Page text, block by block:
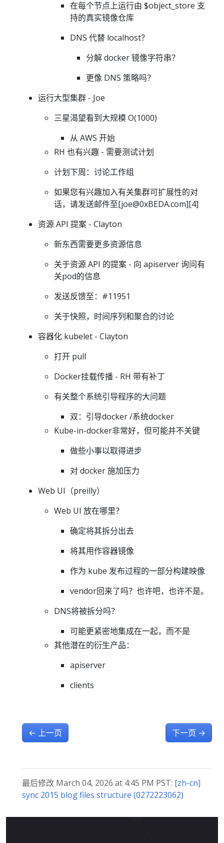
在每个节点上运行由 $object_store 支
持的真实镜像仓库
DNS 代替 localhost？
分解 docker 镜像字符串？
更像 DNS 策略吗？
运行大型集群 - Joe
三星渴望看到大规模 O(1000)
从 AWS 开始
RH 也有兴趣 - 需要测试计划
计划下周：讨论工作组
如果您有兴趣加入有关集群可扩展性的对
话，请发送邮件至[joe@0xBEDA.com][4]
资源 API 提案 - Clayton
新东西需要更多资源信息
关于资源 API 的提案 - 向 apiserver 询问有
关pod的信息
发送反馈至：#11951
关于快照，时间序列和聚合的讨论
容器化 kubelet - Clayton
打开 pull
Docker挂载传播 - RH 带有补丁
有关整个系统引导程序的大问题
双：引导docker /系统docker
Kube-in-docker非常好，但可能并不关键
做些小事以取得进步
对 docker 施加压力
Web UI（preilly）
Web UI 放在哪里？
确定将其拆分出去
将其用作容器镜像
作为 kube 发布过程的一部分构建映像
vendor回来了吗？也许吧，也许不是。
DNS将被拆分吗？
可能更紧密地集成在一起，而不是
其他潜在的衍生产品：
apiserver
clients
← 上一页 下一页 →
最后修改 March 04, 2026 at 4:45 PM PST: [zh-cn]
sync 2015 blog files structure (0272223062)